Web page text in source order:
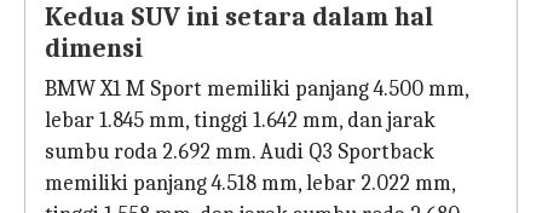
Kedua SUV ini setara dalam hal
dimensi
BMW X1 M Sport memiliki panjang 4.500 mm,
lebar 1.845 mm, tinggi 1.642 mm, dan jarak
sumbu roda 2.692 mm. Audi Q3 Sportback
memiliki panjang 4.518 mm, lebar 2.022 mm,